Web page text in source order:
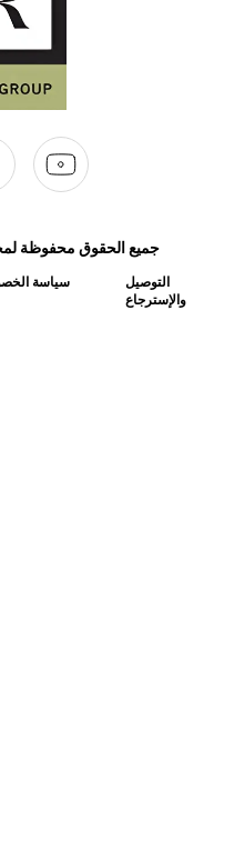
جميع الحقوق محفوظة
سياسة
التوصيل
والإسترجاع